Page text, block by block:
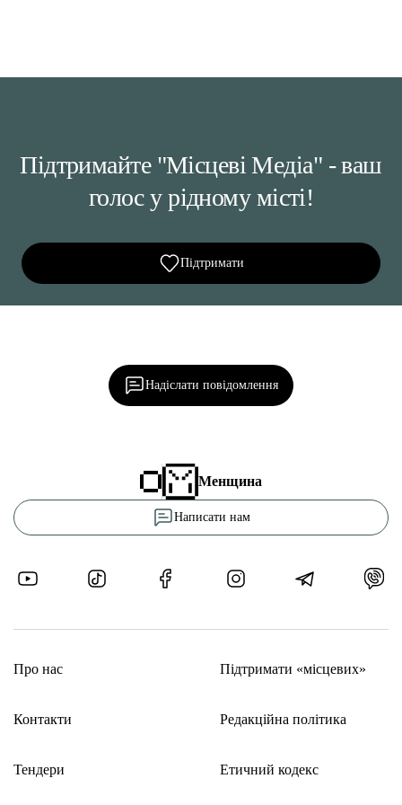
Підтримайте "Місцеві Медіа" - ваш
голос у рідному місті!
Підтримати
Надіслати повідомлення
Менщина
Написати нам
Про нас
Контакти
Тендери
Підтримати «місцевих»
Редакційна політика
Етичний кодекс